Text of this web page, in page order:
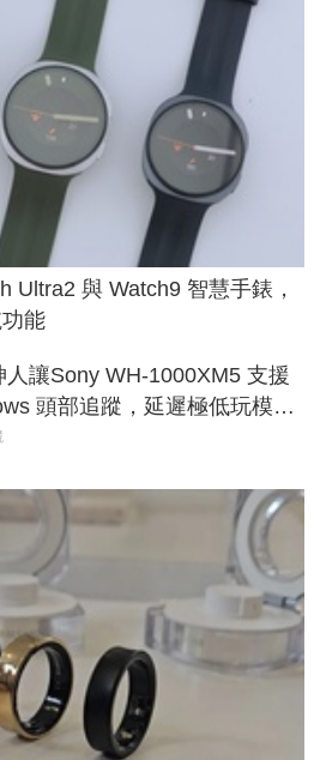
Ultra2 與 Watch9 智慧手錶，
能
人讓Sony WH-1000XM5 支援
頭部追蹤，延遲極低玩模擬
感